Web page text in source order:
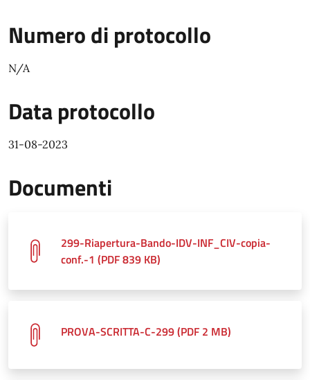
Numero di protocollo
N/A
Data protocollo
31-08-2023
Documenti
299-Riapertura-Bando-IDV-INF_CIV-copia-
conf.-1 (PDF 839 KB)
PROVA-SCRITTA-C-299 (PDF 2 MB)